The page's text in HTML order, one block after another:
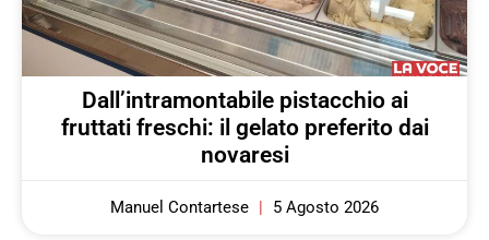
Dall’intramontabile pistacchio ai
fruttati freschi: il gelato preferito dai
novaresi
Manuel Contartese 5 Agosto 2026